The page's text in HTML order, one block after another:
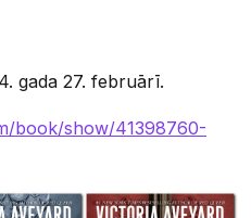
gada 27. februārī.
book/show/41398760-